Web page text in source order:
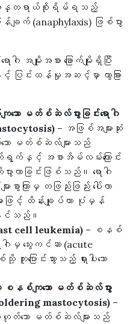
အန္တရာယ်စိုးရိမ်ရသည့်
ျက် (anaphylaxis) ဖြစ်ပွား
မျိုးအစား ခြောက်မျိုးရှိပြီး
ပြင်းထန်မှုအဆင့်မှာ ကွာခြား
ော မတ်စ်ဆဲလ်ပွားခြင်းရောဂါ
– အဖြစ်အများဆုံး
ာ မတ်စ်ဆဲလ်များသည်
က်နှင့် အစာအိမ်လမ်းကြောင်း
ားလာခြင်းဖြစ်သည်။ ရောဂါ
စွာကြာမှ တဖြည်းဖြည်း ပေါ်လာ
များဖြင့် ထိန်းချုပ်ကာ ပုံမှန်
င်သည်။
cell leukemia) – စနစ်
ါမှ သွေးကင်ဆာ (acute
ပြောင်းသွားသည့် ရှားပါးသော
စနစ်ကျသော မတ်စ်ဆဲလ်ပွား
mastocytosis) –
တ်သော မတ်စ်ဆဲလ်များသည်